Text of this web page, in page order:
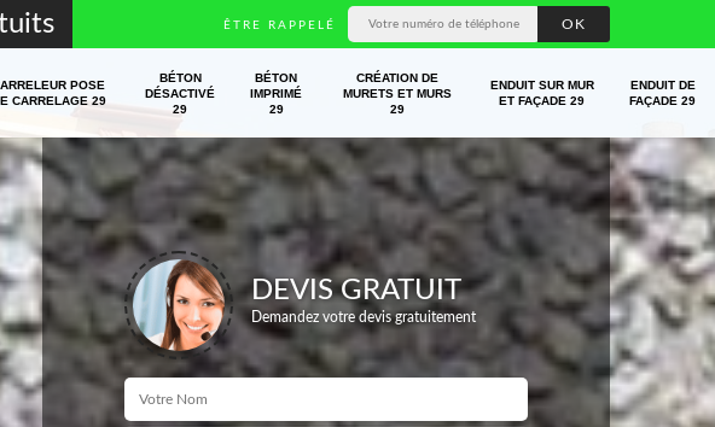
ÊTRE RAPPELÉ
POSE
CARRELAGE 29
BÉTON
DÉSACTIVÉ
29
BÉTON
IMPRIMÉ
29
CRÉATION DE
MURETS ET MURS
29
ENDUIT SUR MUR
ET FAÇADE 29
ENDUIT DE
FAÇADE 29
DEVIS GRATUIT
Demandez votre devis gratuitement